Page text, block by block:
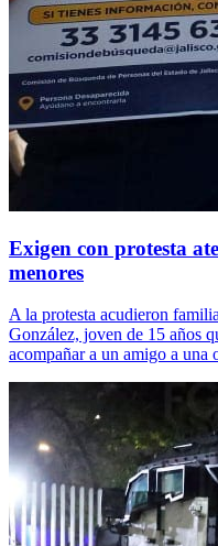
Exigen con protesta
menores
A la protesta acudieron
González, joven de 15 años
acompañar a un amigo a una